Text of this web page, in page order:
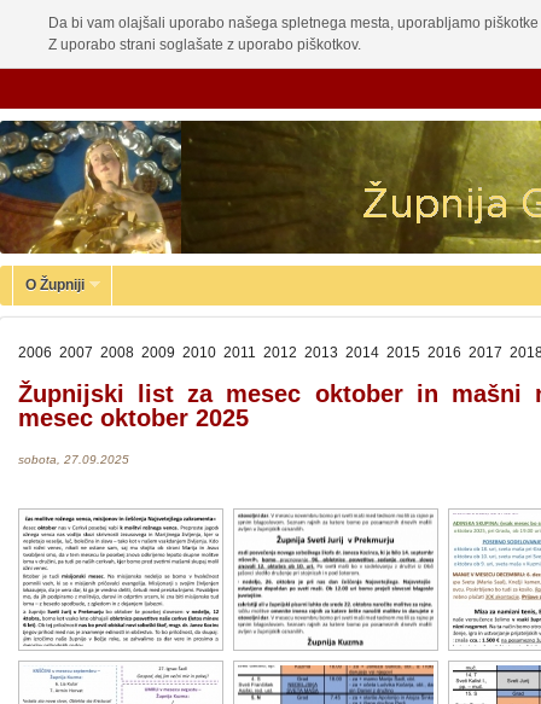
Da bi vam olajšali uporabo našega spletnega mesta, uporabljamo
Z uporabo strani soglašate z uporabo piškotkov.
O Župniji
2006 2007 2008 2009 2010 2011 2012 2013 2014 2015 2016 2017
Župnijski list za mesec oktober in mašni
mesec oktober 2025
sobota, 27.09.2025